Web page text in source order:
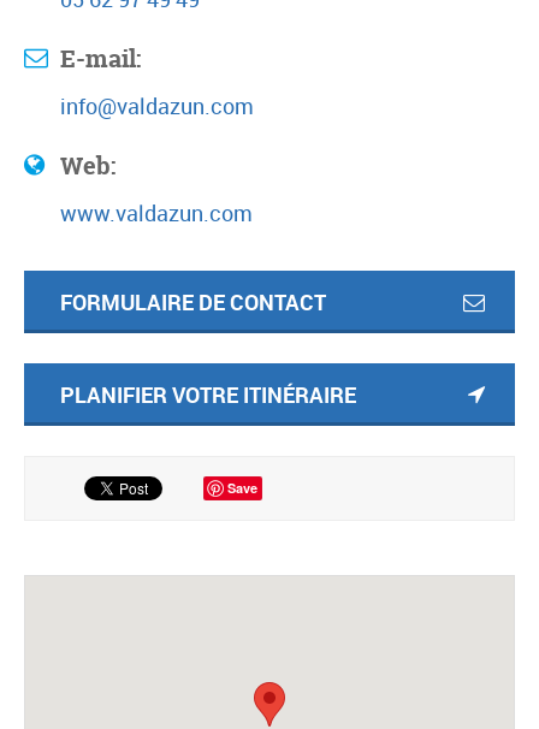
E-mail:
info@valdazun.com
Web:
www.valdazun.com
FORMULAIRE DE CONTACT
PLANIFIER VOTRE ITINÉRAIRE
Save